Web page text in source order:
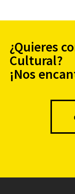
¿Quieres
Cultural?
¡Nos